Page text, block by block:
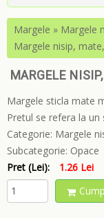
Margele » Margele
Margele nisip,
MARGELE
Margele sticla mate
Pretul se refera la un
Categorie: Margele
Subcategorie: Opace
Pret (Lei):
1.26 Lei